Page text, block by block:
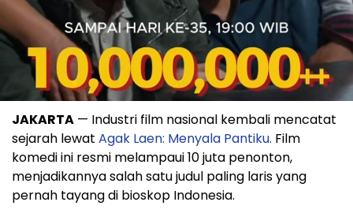
JAKARTA — Industri film nasional kembali mencatat
sejarah lewat Agak Laen: Menyala Pantiku. Film
komedi ini resmi melampaui 10 juta penonton,
menjadikannya salah satu judul paling laris yang
pernah tayang di bioskop Indonesia.